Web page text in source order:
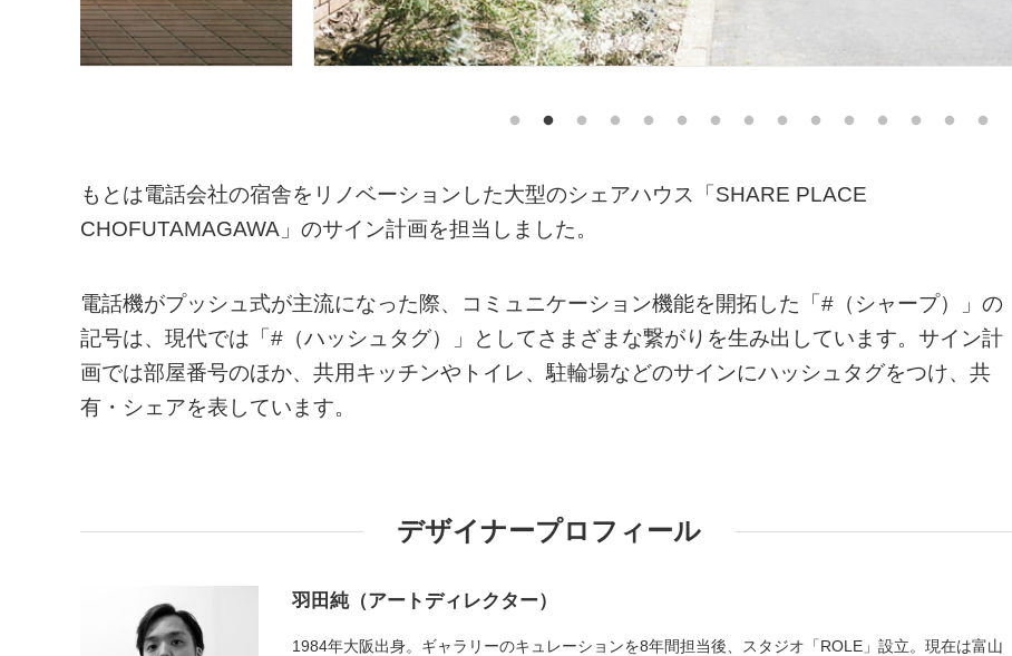
もとは電話会社の宿舎をリノベーションした大型のシェアハウス「SHARE PLACE
CHOFUTAMAGAWA」のサイン計画を担当しました。
電話機がプッシュ式が主流になった際、コミュニケーション機能を開拓した「#（シャープ）」の
記号は、現代では「#（ハッシュタグ）」としてさまざまな繋がりを生み出しています。サイン計
画では部屋番号のほか、共用キッチンやトイレ、駐輪場などのサインにハッシュタグをつけ、共
有・シェアを表しています。
デザイナープロフィール
羽田純（アートディレクター）
1984年大阪出身。ギャラリーのキュレーションを8年間担当後、スタジオ「ROLE」設立。現在は富山